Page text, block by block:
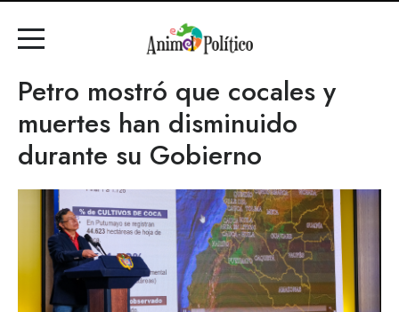
Petro mostró que cocales y
muertes han disminuido
durante su Gobierno